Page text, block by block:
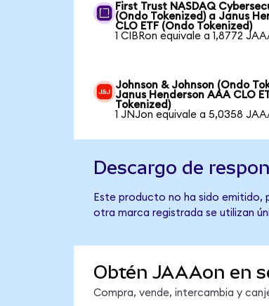
First Trust NASDAQ
(Ondo Tokenized) a Janus
CLO ETF (Ondo Tokenized)
1 CIBRon equivale a 1,8772
Johnson & Johnson (Ondo
Janus Henderson AAA CLO
Tokenized)
1 JNJon equivale a 5,0358
Descargo de
Este producto no ha sido emitido,
otra marca registrada se utilizan
Obtén JAAAon en
Compra, vende, intercambia y